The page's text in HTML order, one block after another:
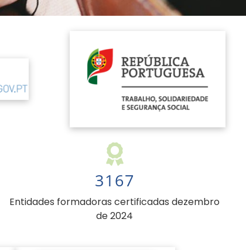
3167
Entidades formadoras certificadas dezembro
de 2024